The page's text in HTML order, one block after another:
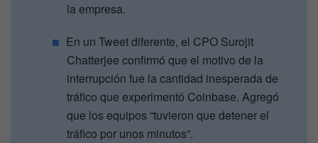
la empresa.
En un Tweet diferente, el CPO Surojit
Chatterjee confirmó que el motivo de la
interrupción fue la cantidad inesperada de
tráfico que experimentó Coinbase. Agregó
que los equipos “tuvieron que detener el
tráfico por unos minutos”.